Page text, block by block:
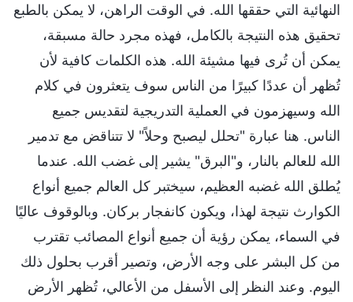
النهائية التي حققها الله. في الوقت الراهن، لا يمكن بالطبع
تحقيق هذه النتيجة بالكامل، فهذه مجرد حالة مسبقة،
يمكن أن تُرى فيها مشيئة الله. هذه الكلمات كافية لأن
تُظهر أن عددًا كبيرًا من الناس سوف يتعثرون في كلام
الله وسيهزمون في العملية التدريجية لتقديس جميع
الناس. هنا عبارة "تحلل ليصبح وحلاً" لا تتناقض مع تدمير
الله للعالم بالنار، و"البرق" يشير إلى غضب الله. عندما
يُطلق الله غضبه العظيم، سيختبر كل العالم جميع أنواع
الكوارث نتيجة لهذا، ويكون كانفجار بركان. وبالوقوف عاليًا
في السماء، يمكن رؤية أن جميع أنواع المصائب تقترب
من كل البشر على وجه الأرض، وتصير أقرب بحلول ذلك
اليوم. وعند النظر إلى الأسفل من الأعالي، تُظهر الأرض